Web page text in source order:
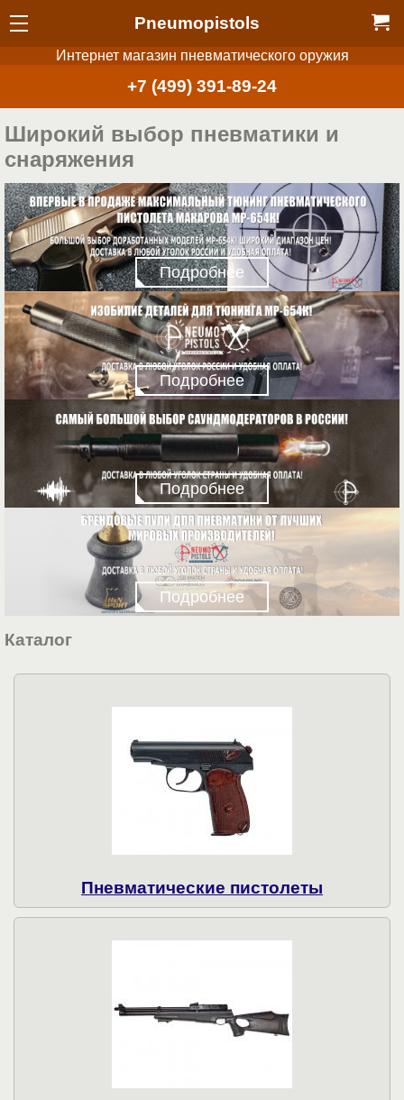
Pneumopistols
Интернет магазин пневматического оружия
+7 (499) 391-89-24
Широкий выбор пневматики и
снаряжения
Подробнее
Подробнее
Подробнее
Подробнее
Каталог
Пнев­ма­ти­чес­кие пистолеты